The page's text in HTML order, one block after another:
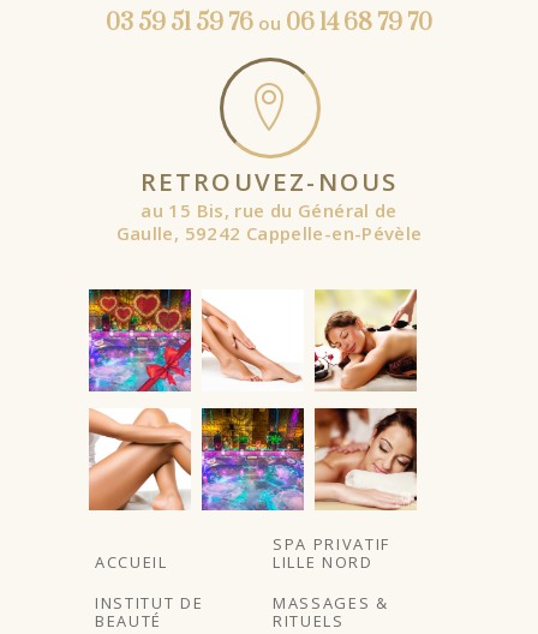
03 59 51 59 76 ou 06 14 68 79 70
RETROUVEZ-NOUS
au 15 Bis, rue du Général de
Gaulle, 59242 Cappelle-en-Pévèle
À partir de
À partir de
ACCUEIL
SPA PRIVATIF
LILLE NORD
INSTITUT DE
BEAUTÉ
MASSAGES &
RITUELS